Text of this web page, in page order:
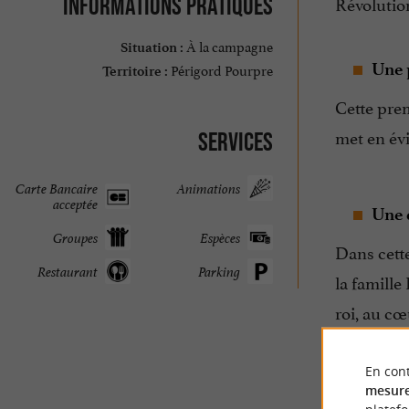
Situation : À la campagne
Territoire : Périgord Pourpre
Services
Animations
Carte Bancaire
acceptée
Espèces
Groupes
Parking
Restaurant
Une
Cette
met en
Une
Dans
la famille
roi, au
Marthe
originale
En